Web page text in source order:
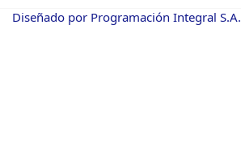
Diseñado por Programación Integral S.A.